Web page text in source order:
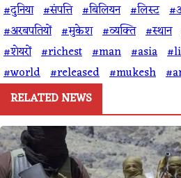
#दुनिया #संपत्ति #बिलियन #लिस्ट
#अरबपतियों #मुकेश #व्यक्ति #स्थान
#शेयरों #richest #man #asia
#world #released #mukesh
RELATED NEWS